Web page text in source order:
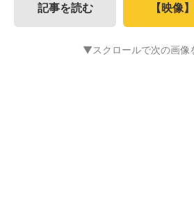
記事を読む 【映像
▼スクロールで次の画